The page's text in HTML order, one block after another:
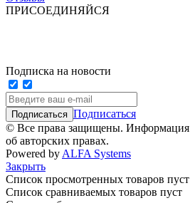
ПРИСОЕДИНЯЙСЯ
Подписка на новости
Подписаться
© Все права защищены. Информация
об авторских правах.
Powered by ALFA Systems
Закрыть
Список просмотренных товаров пуст
Список сравниваемых товаров пуст